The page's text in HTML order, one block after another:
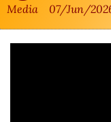
Media
07/Jun/